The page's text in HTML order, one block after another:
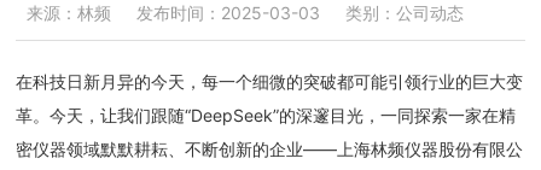
来源：林频 发布时间：2025-03-03 类别：公司动态
在科技日新月异的今天，每一个细微的突破都可能引领行业的巨大变
革。今天，让我们跟随“DeepSeek”的深邃目光，一同探索一家在精
密仪器领域默默耕耘、不断创新的企业——上海林频仪器股份有限公